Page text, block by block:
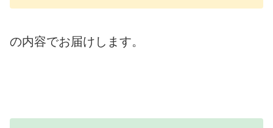
の内容でお届けします。